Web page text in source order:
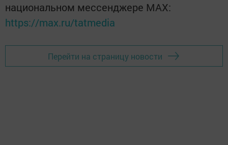
национальном мессенджере MАХ:
https://max.ru/tatmedia
Перейти на страницу новости